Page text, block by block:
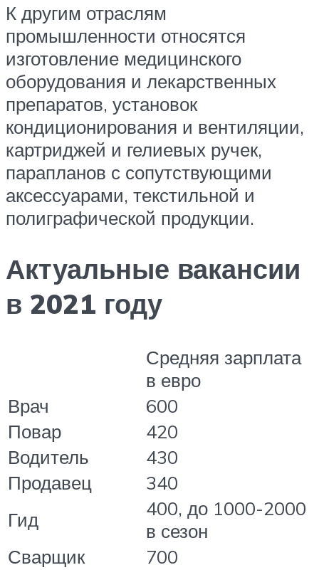
К другим отраслям
промышленности относятся
изготовление медицинского
оборудования и лекарственных
препаратов, установок
кондиционирования и вентиляции,
картриджей и гелиевых ручек,
парапланов с сопутствующими
аксессуарами, текстильной и
полиграфической продукции.
Актуальные вакансии
в 2021 году
Средняя зарплата
в евро
Врач
600
Повар
420
Водитель
430
Продавец
340
Гид
400, до 1000-2000
в сезон
Сварщик
700